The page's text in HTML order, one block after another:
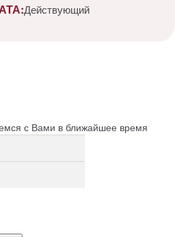
Действующий
с Вами в ближайшее время